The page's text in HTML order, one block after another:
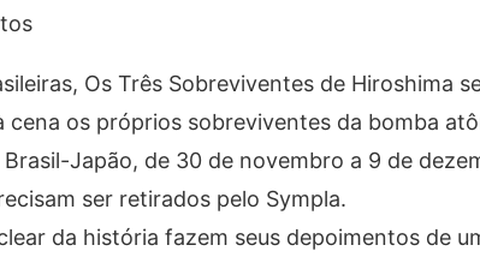
Os Três Sobreviventes de Hiroshima
os próprios sobreviventes da bomba
Japão, de 30 de novembro a 9 de
ser retirados pelo Sympla.
da história fazem seus depoimentos de